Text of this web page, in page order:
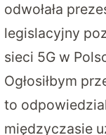
odwołała
legislacyjny
sieci 5G w
Ogłosiłbym
to
międzyczasie